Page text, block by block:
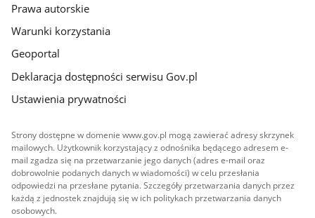
Prawa autorskie
Warunki korzystania
Geoportal
Deklaracja dostępności serwisu Gov.pl
Ustawienia prywatności
Strony dostępne w domenie www.gov.pl mogą zawierać adresy skrzynek
mailowych. Użytkownik korzystający z odnośnika będącego adresem e-
mail zgadza się na przetwarzanie jego danych (adres e-mail oraz
dobrowolnie podanych danych w wiadomości) w celu przesłania
odpowiedzi na przesłane pytania. Szczegóły przetwarzania danych przez
każdą z jednostek znajdują się w ich politykach przetwarzania danych
osobowych.